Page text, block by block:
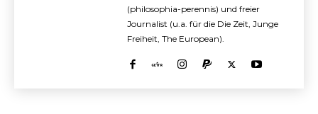
(philosophia-perennis) und freier
Journalist (u.a. für die Die Zeit, Junge
Freiheit, The European).